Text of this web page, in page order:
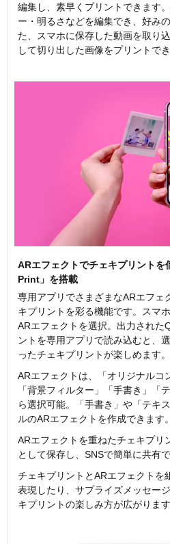
編集し、素早くプリントできます
ー・明るさなどを編集でき、好み
た、スマホに保存した動画を取り
して切り出した画像をプリントでき
ARエフェクトでチェキプリントを
Print」を搭載
専用アプリでさまざまなARエフェ
キプリントを彩る機能です。スマ
ARエフェクトを選択。出力された
ントを専用アプリで読み込むと、
ったチェキプリントが楽しめます。
ARエフェクトは、「オリジナルコ
「背景フィルター」「手書き」「
ら選択可能。「手書き」や「テキ
ルのARエフェクトを作成できます。
ARエフェクトを重ねたチェキプリ
として保存し、SNSで簡単に共有で
チェキプリントとARエフェクトを
表現したり、サプライズメッセー
キプリントの楽しみ方が広がります